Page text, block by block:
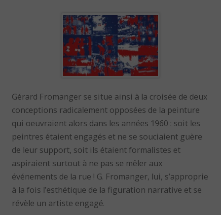
Gérard Fromanger se situe ainsi à la croisée de deux
conceptions radicalement opposées de la peinture
qui oeuvraient alors dans les années 1960 : soit les
peintres étaient engagés et ne se souciaient guère
de leur support, soit ils étaient formalistes et
aspiraient surtout à ne pas se mêler aux
événements de la rue ! G. Fromanger, lui, s’approprie
à la fois l’esthétique de la figuration narrative et se
révèle un artiste engagé.